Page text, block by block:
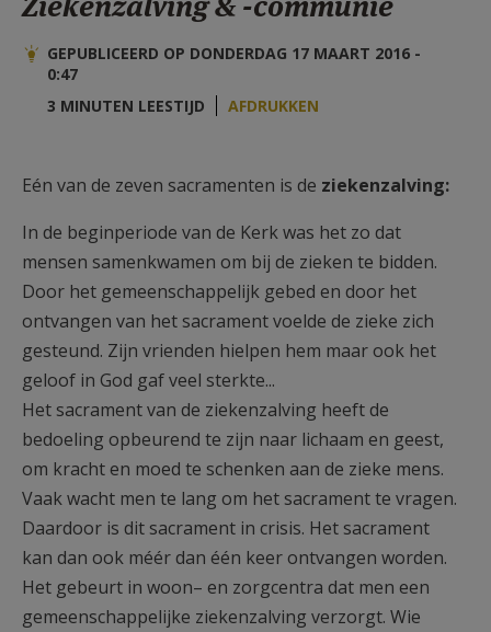
AANMELDEN OF REGISTREREN
GEPUBLICEERD OP DONDERDAG 17 MAART 2016 -
0:47
3 MINUTEN LEESTIJD
AFDRUKKEN
Eén van de zeven sacramenten is de ziekenzalving:
In de beginperiode van de Kerk was het zo dat
mensen samenkwamen om bij de zieken te bidden.
Door het gemeenschappelijk gebed en door het
ontvangen van het sacrament voelde de zieke zich
gesteund. Zijn vrienden hielpen hem maar ook het
geloof in God gaf veel sterkte...
Het sacrament van de ziekenzalving heeft de
bedoeling opbeurend te zijn naar lichaam en geest,
om kracht en moed te schenken aan de zieke mens.
Vaak wacht men te lang om het sacrament te vragen.
Daardoor is dit sacrament in crisis. Het sacrament
kan dan ook méér dan één keer ontvangen worden.
Het gebeurt in woon– en zorgcentra dat men een
gemeenschappelijke ziekenzalving verzorgt. Wie